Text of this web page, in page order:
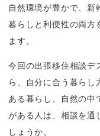
自然環境が豊かで、新
暮らしと利便性の両方
ます。
今回の出張移住相談デ
ら、自分に合う暮ら
ある暮らし、自然の中
がある人は、相談を通
しょうか。